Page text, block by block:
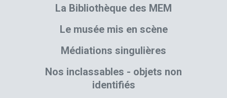
La Bibliothèque des MEM
Le musée mis en scène
Médiations singulières
Nos inclassables - objets non
identifiés